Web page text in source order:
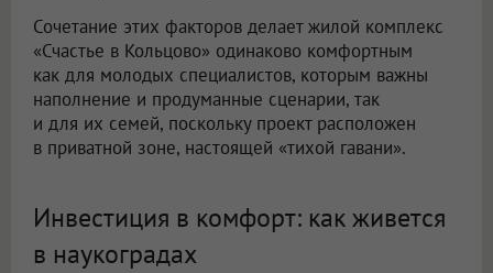
Сочетание этих факторов делает жилой комплекс
«Счастье в Кольцово» одинаково комфортным
как для молодых специалистов, которым важны
наполнение и продуманные сценарии, так
и для их семей, поскольку проект расположен
в приватной зоне, настоящей «тихой гавани».
Инвестиция в комфорт: как живется
в наукоградах